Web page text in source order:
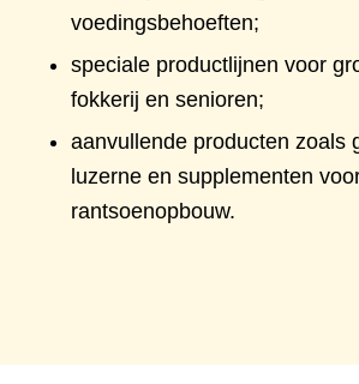
voedingsbehoeften;
speciale productlijnen voor
fokkerij en senioren;
aanvullende producten zoals
luzerne en supplementen
rantsoenopbouw.